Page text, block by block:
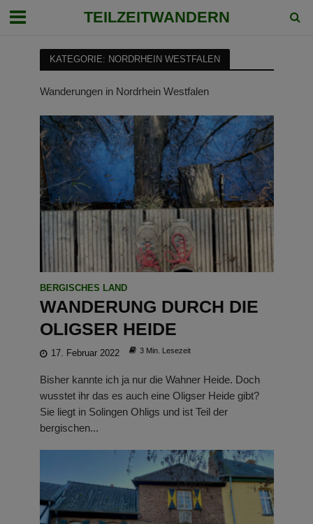
TEILZEITWANDERN
KATEGORIE: NORDRHEIN WESTFALEN
Wanderungen in Nordrhein Westfalen
BERGISCHES LAND
WANDERUNG DURCH DIE
OLIGSER HEIDE
17. Februar 2022 3 Min. Lesezeit
Bisher kannte ich ja nur die Wahner Heide. Doch
wusstet ihr das es auch eine Oligser Heide gibt?
Sie liegt in Solingen Ohligs und ist Teil der
bergischen...